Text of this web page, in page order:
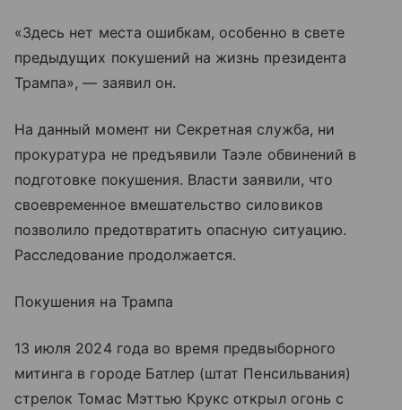
«Здесь нет места ошибкам, особенно в свете
предыдущих покушений на жизнь президента
Трампа», — заявил он.
На данный момент ни Секретная служба, ни
прокуратура не предъявили Таэле обвинений в
подготовке покушения. Власти заявили, что
своевременное вмешательство силовиков
позволило предотвратить опасную ситуацию.
Расследование продолжается.
Покушения на Трампа
13 июля 2024 года во время предвыборного
митинга в городе Батлер (штат Пенсильвания)
стрелок Томас Мэттью Крукс открыл огонь с